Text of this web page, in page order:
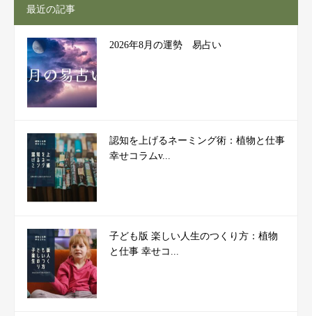
最近の記事
2026年8月の運勢 易占い
認知を上げるネーミング術：植物と仕事
幸せコラムv...
子ども版 楽しい人生のつくり方：植物
と仕事 幸せコ...